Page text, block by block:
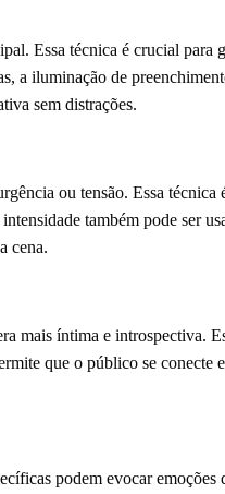
Essa técnica é crucial para
a iluminação de
sem distrações.
ou tensão. Essa técnica
também pode ser
cena.
mais íntima e introspectiva.
que o público se conecte
podem evocar emoções